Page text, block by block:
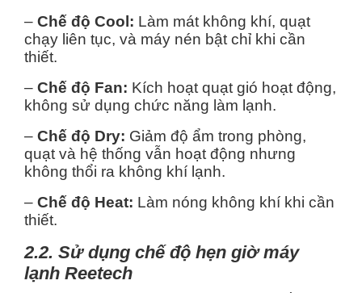
– Chế độ Cool: Làm mát không khí, quạt
chạy liên tục, và máy nén bật chỉ khi cần
thiết.
– Chế độ Fan: Kích hoạt quạt gió hoạt động,
không sử dụng chức năng làm lạnh.
– Chế độ Dry: Giảm độ ẩm trong phòng,
quạt và hệ thống vẫn hoạt động nhưng
không thổi ra không khí lạnh.
– Chế độ Heat: Làm nóng không khí khi cần
thiết.
2.2. Sử dụng chế độ hẹn giờ máy
lạnh Reetech